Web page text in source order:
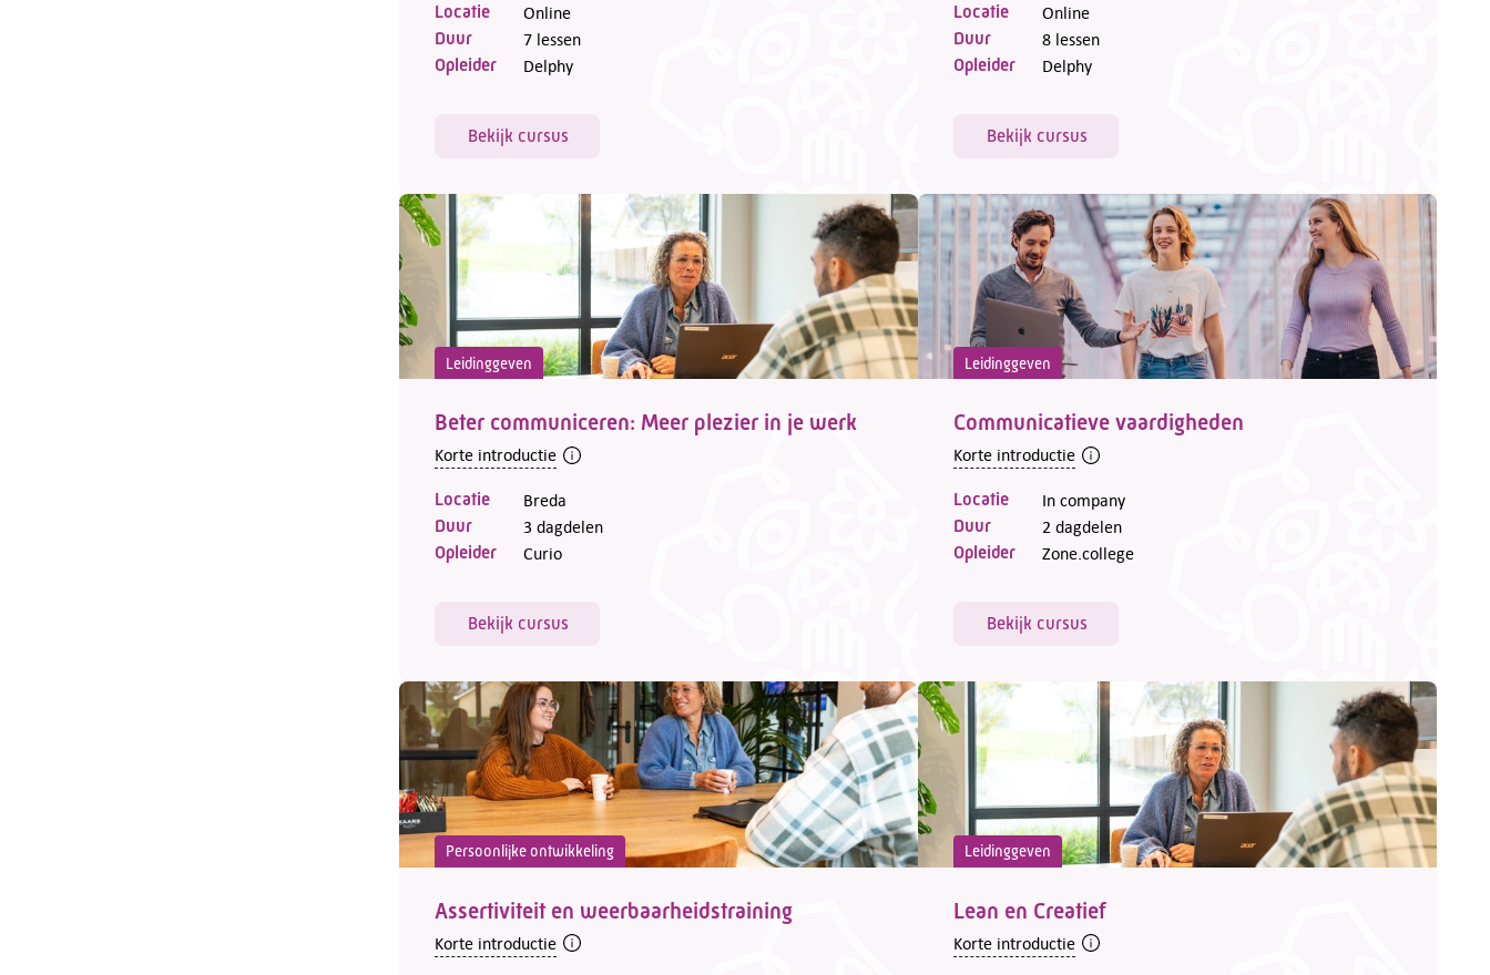
Locatie Online
Duur 7 lessen
Opleider Delphy
Bekijk cursus
Locatie Online
Duur 8 lessen
Opleider Delphy
Bekijk cursus
Leidinggeven
Beter communiceren: Meer plezier in je werk
Korte introductie
Locatie Breda
Duur 3 dagdelen
Opleider Curio
Bekijk cursus
Leidinggeven
Communicatieve vaardigheden
Korte introductie
Locatie In company
Duur 2 dagdelen
Opleider Zone.college
Bekijk cursus
Persoonlijke ontwikkeling
Assertiviteit en weerbaarheidstraining
Korte introductie
Leidinggeven
Lean en Creatief
Korte introductie